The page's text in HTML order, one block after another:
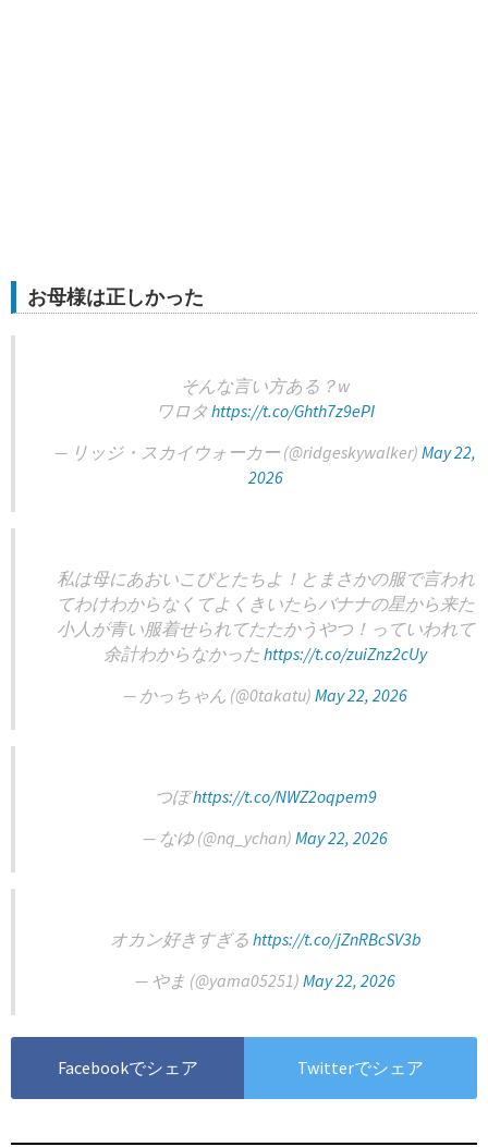
お母様は正しかった
そんな言い方ある？w
ワロタ https://t.co/Ghth7z9ePI
— リッジ・スカイウォーカー (@ridgeskywalker) May 22,
2026
私は母にあおいこびとたちよ！とまさかの服で言われ
てわけわからなくてよくきいたらバナナの星から来た
小人が青い服着せられてたたかうやつ！っていわれて
余計わからなかったhttps://t.co/zuiZnz2cUy
— かっちゃん (@0takatu) May 22, 2026
つぼhttps://t.co/NWZ2oqpem9
— なゆ (@nq_ychan) May 22, 2026
オカン好きすぎる https://t.co/jZnRBcSV3b
— やま (@yama05251) May 22, 2026
Facebookでシェア Twitterでシェア